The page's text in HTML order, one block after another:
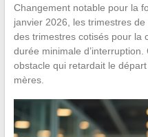
Changement notable pour la
janvier 2026, les trimestres
des trimestres cotisés pour la
durée minimale
obstacle qui retardait le
mères.